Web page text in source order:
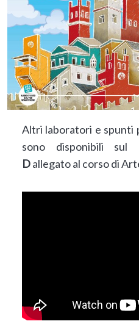
Altri laboratori e spunti
sono disponibili
Dallegato al corso di